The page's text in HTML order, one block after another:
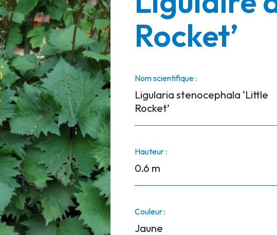
Rocket’
Nom scientifique :
Ligularia stenocephala ‘Little
Rocket’
Hauteur :
0.6 m
Couleur :
Jaune